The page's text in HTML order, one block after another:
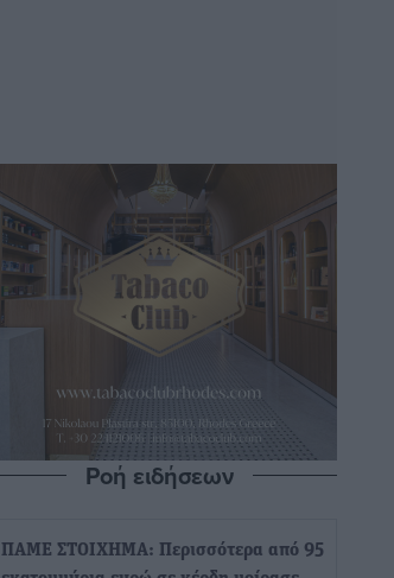
Ροή ειδήσεων
ΠΑΜΕ ΣΤΟΙΧΗΜΑ: Περισσότερα από 95